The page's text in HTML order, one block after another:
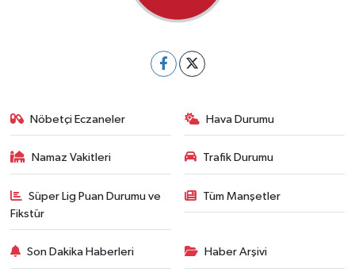
Nöbetçi Eczaneler Hava Durumu
Namaz Vakitleri Trafik Durumu
Süper Lig Puan Durumu ve
Fikstür
Tüm Manşetler
Son Dakika Haberleri Haber Arşivi